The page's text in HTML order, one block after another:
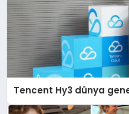
Tencent Hy3 dünya